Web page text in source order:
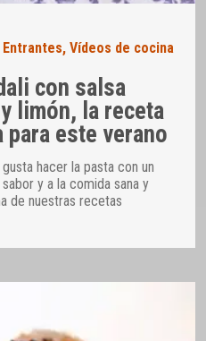
Entrantes, Vídeos de cocina
con salsa
limón, la receta
este verano
hacer la pasta con un
y a la comida sana y
de nuestras recetas